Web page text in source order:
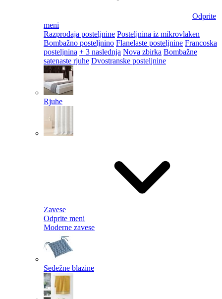
Odprite
meni
Razprodaja posteljnine Posteljnina iz mikrovlaken
Bombažno posteljnino Flanelaste posteljnine Francoska
posteljnina + 3 naslednja Nova zbirka Bombažne
satenaste rjuhe Dvostranske posteljnine
Rjuhe
Zavese
Odprite meni
Moderne zavese
Sedežne blazine